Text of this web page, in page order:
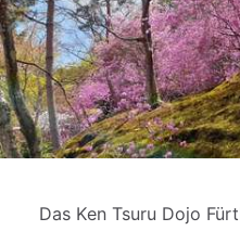
Das Ken Tsuru Dojo